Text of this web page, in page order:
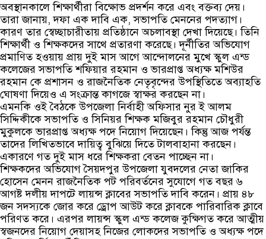
অবস্থানকালে শিক্ষার্থীরা বিক্ষোভ প্রদর্শন করে এবং বক্তব্য দেয়।
তারা জানায়, দফা এক দাবি এক, সভাপতি মেননের পদত্যাগ।
কারণ তার স্বেচ্ছাচারীতায় প্রতিষ্ঠানে অচলাবস্থা দেখা দিয়েছে। তিনি
শিক্ষার্থী ও শিক্ষকদের সাথে প্রতারণা করেছে। দূর্নীতির অভিযোগ
প্রমাণিত হওয়ায় প্রায় দুই মাস আগে আন্দোলনের মুখে স্কুল এন্ড
কলেজের সভাপতি শফিয়ার রহমান ও ভারপ্রাপ্ত অধ্যক্ষ মশিউর
রহমান কে প্রশাসন ও রাজনৈতিক নেতৃবৃন্দের উপস্থিতিতে অব্যাহতি
ঘোষণা দিয়েও এ সংক্রান্ত কাগজে স্বাক্ষর করছেন না।
এমনকি ওই বৈঠকে উপজেলা নির্বাহী অফিসার নুর ই আলম
সিদ্দিকীকে সভাপতি ও সিনিয়র শিক্ষক মজিবুর রহমান চৌধুরী
মুকুলকে ভারপ্রাপ্ত অধ্যক্ষ পদে নিয়োগ দিয়েছেন। কিন্তু আজ পর্যন্ত
তাদের লিখিতভাবে দায়িত্ব বুঝিয়ে দিতে টালবাহানা করছেন।
একারণে গত দুই মাস ধরে শিক্ষকরা বেতন পাচ্ছেন না।
শিক্ষকদের অভিযোগ সৈয়দপুর উপজেলা যুবদলের নেতা জাকির
হোসেন মেনন রাজনৈতিক পট পরিবর্তনের সুযোগে গত বছর ৬
আগষ্ট দলীয় দাপটে লায়ন্স ক্লাবের সভাপতি দাবি করেন। প্রায় ৪৮
জন সদস্যকে জোর করে ড্রোপ আউট করে ক্লাবকে পারিবারিক ক্লাবে
পরিণত করে। এরপর লায়ন্স স্কুল এন্ড কলেজ কুক্ষিগত করে আত্মীয়
স্বজনদের নিয়োগ দেয়াসহ নিজের লোকদের সভাপতি ও অধ্যক্ষ পদে